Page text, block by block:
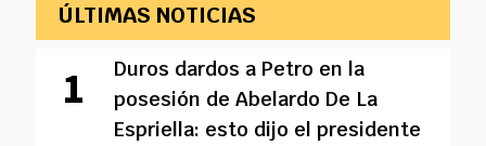
ÚLTIMAS NOTICIAS
Duros dardos a Petro en la
posesión de Abelardo De La
Espriella: esto dijo el presidente